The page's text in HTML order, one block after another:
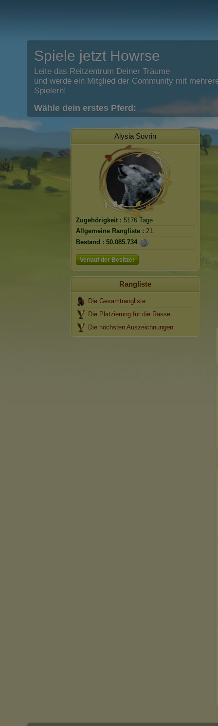
Spiele jetzt Howrse
Leite das Reitzentrum Deiner Träume
und werde ein Mitglied der Community mit
Spielern!
Wähle dein erstes Pferd:
Alysia Sovrin
Zugehörigkeit : 5176 Tage
Allgemeine Rangliste : 21.
Bestand : 50.085.734
Verlauf der Besitzer
Rangliste
Die Gesamtrangliste
Die Platzierung für die Rasse
Die höchsten Auszeichnungen